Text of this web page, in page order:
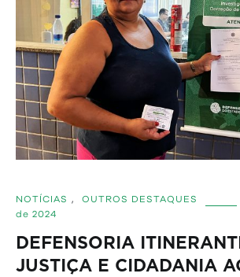
NOTÍCIAS , OUTROS DESTAQUES
de 2024
DEFENSORIA
JUSTIÇA E CIDADANIA